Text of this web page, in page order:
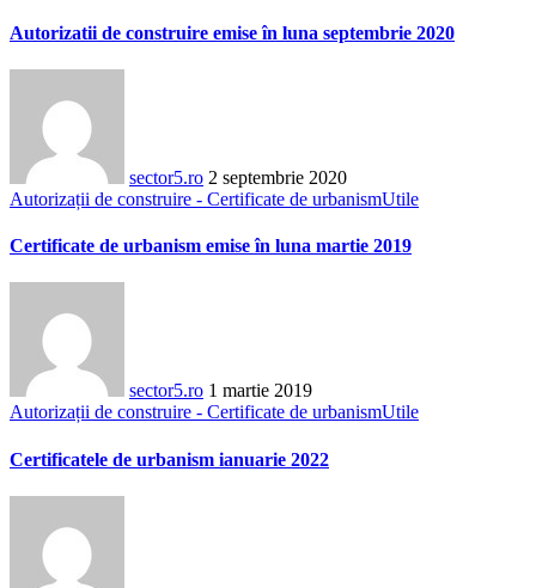
Autorizatii de construire emise în luna septembrie 2020
sector5.ro 2 septembrie 2020
Autorizații de construire - Certificate de urbanismUtile
Certificate de urbanism emise în luna martie 2019
sector5.ro 1 martie 2019
Autorizații de construire - Certificate de urbanismUtile
Certificatele de urbanism ianuarie 2022